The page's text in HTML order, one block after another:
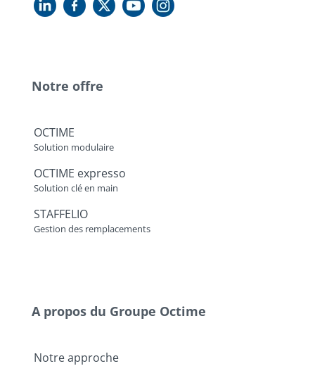
Notre offre
OCTIME
Solution modulaire
OCTIME expresso
Solution clé en main
STAFFELIO
Gestion des remplacements
A propos du Groupe Octime
Notre approche